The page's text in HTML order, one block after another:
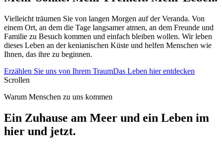
Vielleicht träumen Sie von langen Morgen auf der Veranda. Von
einem Ort, an dem die Tage langsamer atmen, an dem Freunde und
Familie zu Besuch kommen und einfach bleiben wollen. Wir leben
dieses Leben an der kenianischen Küste und helfen Menschen wie
Ihnen, das ihre zu beginnen.
Erzählen Sie uns von Ihrem TraumDas Leben hier entdecken
Scrollen
Warum Menschen zu uns kommen
Ein Zuhause am Meer und ein Leben im
hier und jetzt.